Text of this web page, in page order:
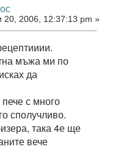
20, 2006, 12:37:13 pm »
мъжа ми по
да
с много
сполучливо.
така 4е ще
вече